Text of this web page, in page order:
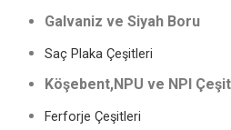
Galvaniz ve Siyah Boru
Saç Plaka Çeşitleri
Köşebent,NPU ve NPI
Ferforje Çeşitleri